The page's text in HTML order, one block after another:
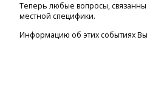
Теперь любые вопросы,
местной специфики.
Информацию об этих событиях Вы